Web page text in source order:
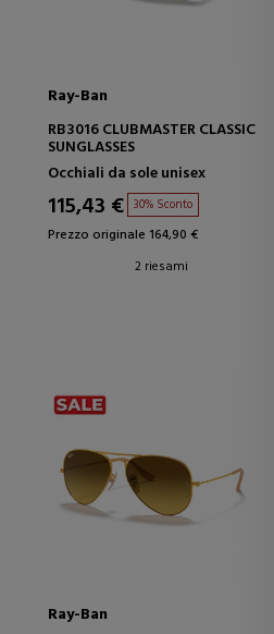
Ray-Ban
RB3016 CLUBMASTER CLASSIC
SUNGLASSES
Occhiali da sole unisex
115,43 € 30% Sconto
Prezzo originale 164,90 €
2 riesami
Ray-Ban